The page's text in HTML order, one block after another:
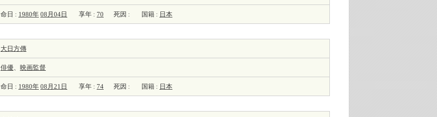
命日 : 1980年 08月04日 享年 : 70 死因 : 国籍 : 日本
大日方傳
俳優、 映画監督
命日 : 1980年 08月21日 享年 : 74 死因 : 国籍 : 日本